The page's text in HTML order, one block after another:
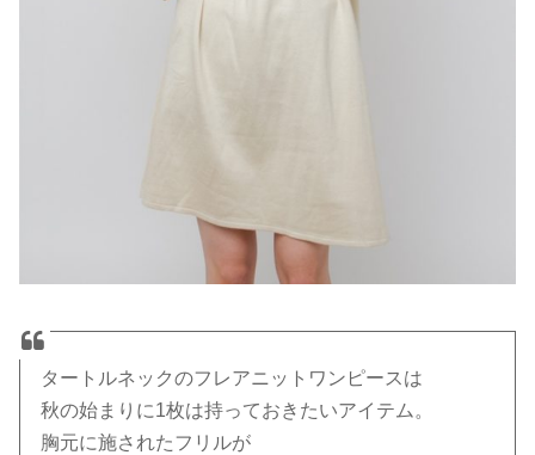
タートルネックのフレアニットワンピースは
秋の始まりに1枚は持っておきたいアイテム。
胸元に施されたフリルが